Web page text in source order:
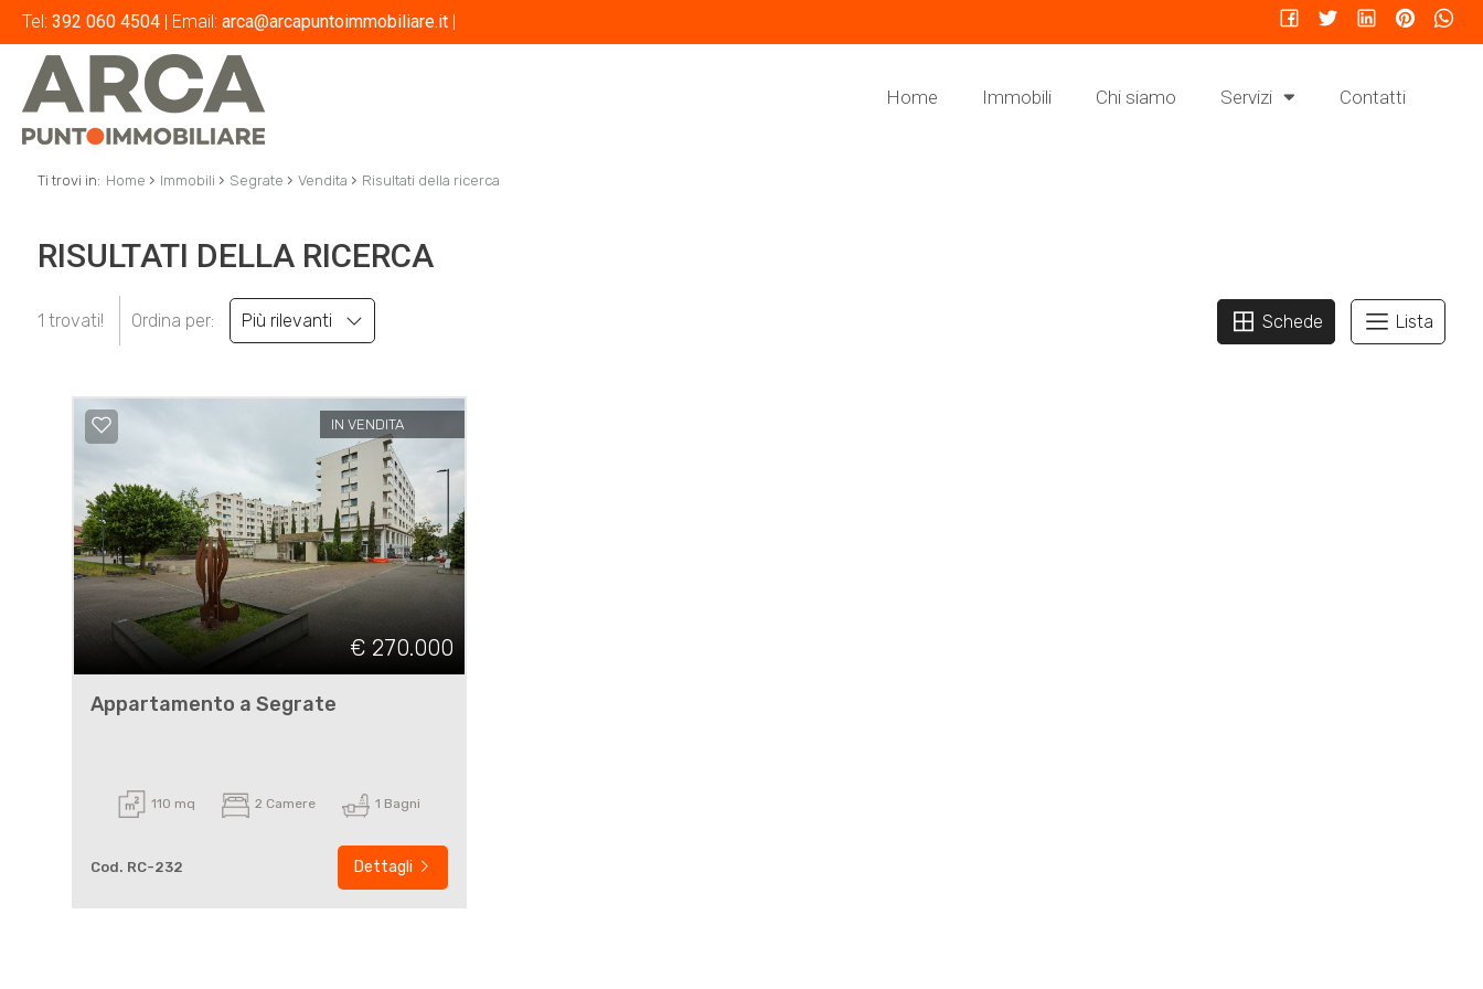
Home Immobili Chi siamo Servizi Contatti
Tel: 392 060 4504 | Email: arca@arcapuntoimmobiliare.it |
Ti trovi in: Home › Immobili › Segrate › Vendita › Risultati della ricerca
RISULTATI DELLA RICERCA
1 trovati! Ordina per: Più rilevanti Schede Lista
IN VENDITA
€ 270.000
Appartamento a Segrate
110 mq 2 Camere 1 Bagni
Cod. RC-232 Dettagli